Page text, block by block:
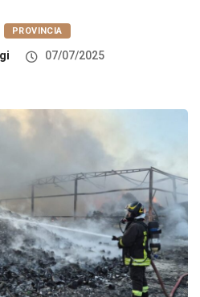
PROVINCIA
07/07/2025